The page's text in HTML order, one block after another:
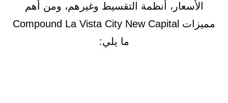
الأسعار، أنظمة التقسيط وغيرهم، ومن أهم
مميزات Compound La Vista City New Capital
ما يلي: